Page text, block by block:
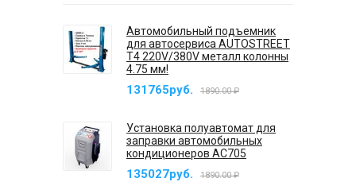
Автомобильный подъемник
для автосервиса AUTOSTREET
T4 220V/380V металл колонны
4.75 мм!
131765руб. 1890.00 ₽
Установка полуавтомат для
заправки автомобильных
кондиционеров AC705
135027руб. 1890.00 ₽